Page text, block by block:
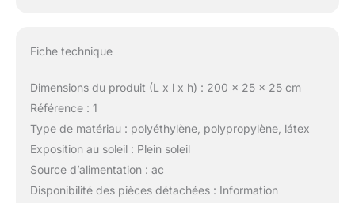
Fiche technique
Dimensions du produit (L x l x h) : 200 x 25 x 25 cm
Référence : 1
Type de matériau : polyéthylène, polypropylène, látex
Exposition au soleil : Plein soleil
Source d’alimentation : ac
Disponibilité des pièces détachées : Information